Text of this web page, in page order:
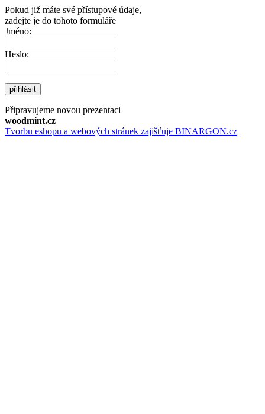
Pokud již máte své přístupové údaje,
zadejte je do tohoto formuláře
Jméno:
Heslo:
přihlásit
Připravujeme novou prezentaci
woodmint.cz
Tvorbu eshopu a webových stránek zajišťuje BINARGON.cz